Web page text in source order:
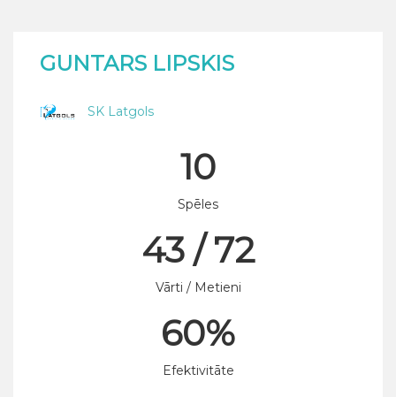
GUNTARS LIPSKIS
SK Latgols
10
Spēles
43 / 72
Vārti / Metieni
60%
Efektivitāte